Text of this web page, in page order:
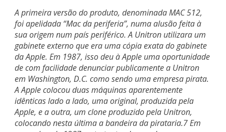
A primeira versão do produto, denominada MAC 512,
foi apelidada “Mac da periferia”, numa alusão feita à
sua origem num país periférico. A Unitron utilizara um
gabinete externo que era uma cópia exata do gabinete
da Apple. Em 1987, isso deu à Apple uma oportunidade
de com facilidade denunciar publicamente a Unitron
em Washington, D.C. como sendo uma empresa pirata.
A Apple colocou duas máquinas aparentemente
idênticas lado a lado, uma original, produzida pela
Apple, e a outra, um clone produzido pela Unitron,
colocando nesta última a bandeira da pirataria.7 Em